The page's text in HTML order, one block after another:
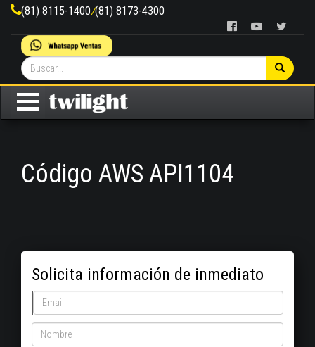
(81) 8115-1400/(81) 8173-4300
Código AWS API1104
Solicita información de inmediato